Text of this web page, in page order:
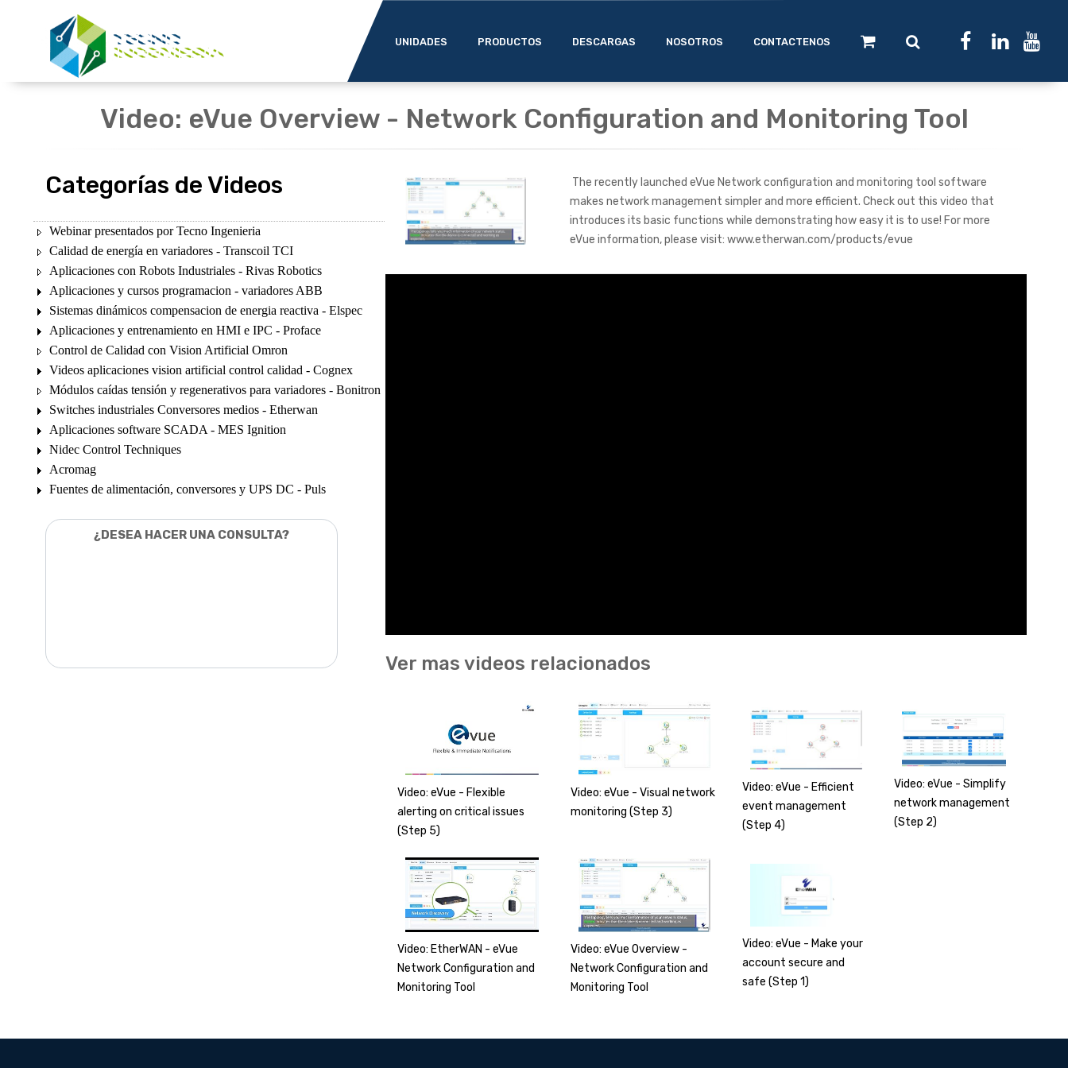
UNIDADES PRODUCTOS DESCARGAS NOSOTROS CONTACTENOS
Video: eVue Overview - Network Configuration and Monitoring Tool
Categorías de Videos
Webinar presentados por Tecno Ingenieria
Calidad de energía en variadores - Transcoil TCI
Aplicaciones con Robots Industriales - Rivas Robotics
Aplicaciones y cursos programacion - variadores ABB
Sistemas dinámicos compensacion de energia reactiva - Elspec
Aplicaciones y entrenamiento en HMI e IPC - Proface
Control de Calidad con Vision Artificial Omron
Videos aplicaciones vision artificial control calidad - Cognex
Módulos caídas tensión y regenerativos para variadores - Bonitron
Switches industriales Conversores medios - Etherwan
Aplicaciones software SCADA - MES Ignition
Nidec Control Techniques
Acromag
Fuentes de alimentación, conversores y UPS DC - Puls
¿DESEA HACER UNA CONSULTA?
The recently launched eVue Network configuration and monitoring tool software
makes network management simpler and more efficient. Check out this video that
introduces its basic functions while demonstrating how easy it is to use! For more
eVue information, please visit: www.etherwan.com/products/evue
Ver mas videos relacionados
Video: eVue - Flexible
alerting on critical issues
(Step 5)
Video: eVue - Visual network
monitoring (Step 3)
Video: eVue - Efficient
event management
(Step 4)
Video: eVue - Simplify
network management
(Step 2)
Video: EtherWAN - eVue
Network Configuration and
Monitoring Tool
Video: eVue Overview -
Network Configuration and
Monitoring Tool
Video: eVue - Make your
account secure and
safe (Step 1)